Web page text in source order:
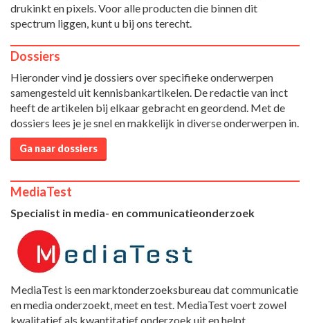
drukinkt en pixels. Voor alle producten die binnen dit
spectrum liggen, kunt u bij ons terecht.
Dossiers
Hieronder vind je dossiers over specifieke onderwerpen
samengesteld uit kennisbankartikelen. De redactie van inct
heeft de artikelen bij elkaar gebracht en geordend. Met de
dossiers lees je je snel en makkelijk in diverse onderwerpen in.
Ga naar dossiers
MediaTest
Specialist in media- en communicatieonderzoek
MediaTest is een marktonderzoeksbureau dat communicatie
en media onderzoekt, meet en test. MediaTest voert zowel
kwalitatief als kwantitatief onderzoek uit en helpt